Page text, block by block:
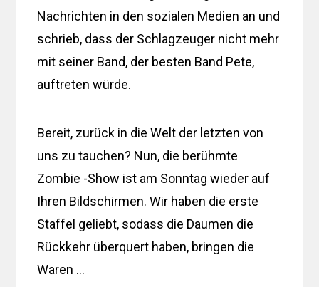
Nachrichten in den sozialen Medien an und
schrieb, dass der Schlagzeuger nicht mehr
mit seiner Band, der besten Band Pete,
auftreten würde.
Bereit, zurück in die Welt der letzten von
uns zu tauchen? Nun, die berühmte
Zombie -Show ist am Sonntag wieder auf
Ihren Bildschirmen. Wir haben die erste
Staffel geliebt, sodass die Daumen die
Rückkehr überquert haben, bringen die
Waren …